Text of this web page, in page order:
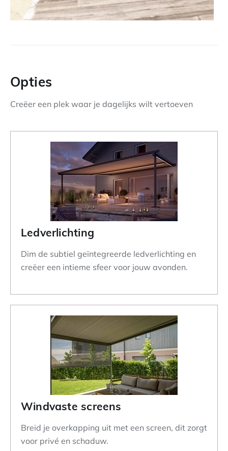
Opties
Creëer een plek waar je dagelijks wilt vertoeven
Ledverlichting
Dim de subtiel geïntegreerde ledverlichting en
creëer een intieme sfeer voor jouw avonden.
Windvaste screens
Breid je overkapping uit met een screen, dit zorgt
voor privé en schaduw.